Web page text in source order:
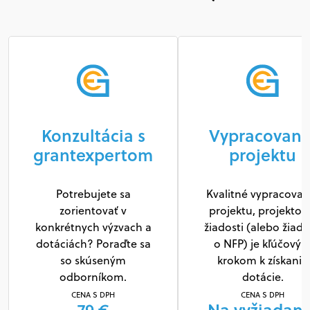
Konzultácia s
grantexpertom
Potrebujete sa
zorientovať v
konkrétnych výzvach a
dotáciách? Poraďte sa
so skúseným
odborníkom.
CENA S DPH
projektu
Kvalitné
projektu,
žiadosti (alebo
o NFP) je
krokom k získaniu
dotácie.
CENA S DPH